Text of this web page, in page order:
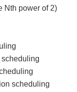
power of 2)
scheduling